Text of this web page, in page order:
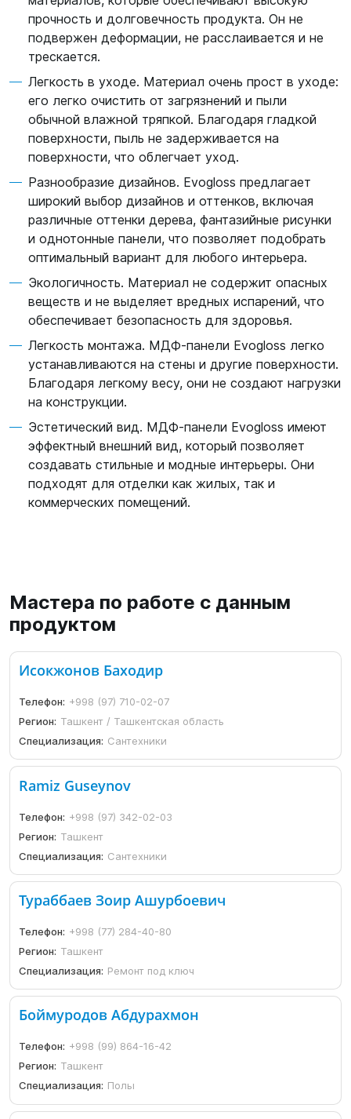
прочность и долговечность продукта. Он не
подвержен деформации, не расслаивается и не
трескается.
Легкость в уходе. Материал очень прост в уходе:
его легко очистить от загрязнений и пыли
обычной влажной тряпкой. Благодаря гладкой
поверхности, пыль не задерживается на
поверхности, что облегчает уход.
Разнообразие дизайнов. Evogloss предлагает
широкий выбор дизайнов и оттенков, включая
различные оттенки дерева, фантазийные рисунки
и однотонные панели, что позволяет подобрать
оптимальный вариант для любого интерьера.
Экологичность. Материал не содержит опасных
веществ и не выделяет вредных испарений, что
обеспечивает безопасность для здоровья.
Легкость монтажа. МДФ-панели Evogloss легко
устанавливаются на стены и другие поверхности.
Благодаря легкому весу, они не создают нагрузки
на конструкции.
Эстетический вид. МДФ-панели Evogloss имеют
эффектный внешний вид, который позволяет
создавать стильные и модные интерьеры. Они
подходят для отделки как жилых, так и
коммерческих помещений.
Мастера по работе с данным
продуктом
Исокжонов Баходир
Телефон: +998 (97) 710-02-07
Регион: Ташкент / Ташкентская область
Специализация: Сантехники
Ramiz Guseynov
Телефон: +998 (97) 342-02-03
Регион: Ташкент
Специализация: Сантехники
Тураббаев Зоир Ашурбоевич
Телефон: +998 (77) 284-40-80
Регион: Ташкент
Специализация: Ремонт под ключ
Боймуродов Абдурахмон
Телефон: +998 (99) 864-16-42
Регион: Ташкент
Специализация: Полы